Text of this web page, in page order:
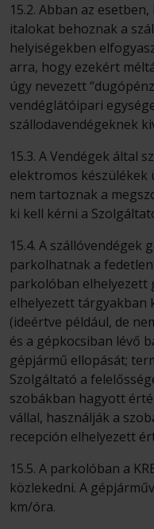
15.2. Abban az
italokat behoznak a
helyiségekben
arra, hogy ezekért
úgy nevezett
vendéglátóipari
szállodavendégeknek
15.3. A Vendégek által
elektromos készülékek
nem tartoznak a
ki kell kérni a
15.4. A szállóvendégek
parkolhatnak a
parkolóban elhelyezett
elhelyezett tárgyakban
(ideértve például, de
és a gépkocsiban lévő
gépjármű ellopását;
Szolgáltató a
szobákban hagyott
vállal, használják a
recepción elhelyezett
15.5. A parkolóban a
közlekedni. A
km/óra.